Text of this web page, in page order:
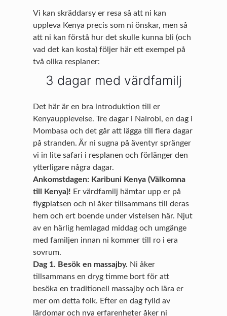
Vi kan skräddarsy er resa så att ni kan
uppleva Kenya precis som ni önskar, men så
att ni kan förstå hur det skulle kunna bli (och
vad det kan kosta) följer här ett exempel på
två olika resplaner:
3 dagar med värdfamilj
Det här är en bra introduktion till er
Kenyaupplevelse. Tre dagar i Nairobi, en dag i
Mombasa och det går att lägga till flera dagar
på stranden. Är ni sugna på äventyr spränger
vi in lite safari i resplanen och förlänger den
ytterligare några dagar.
Ankomstdagen: Karibuni Kenya (Välkomna
till Kenya)! Er värdfamilj hämtar upp er på
flygplatsen och ni åker tillsammans till deras
hem och ert boende under vistelsen här. Njut
av en härlig hemlagad middag och umgänge
med familjen innan ni kommer till ro i era
sovrum.
Dag 1. Besök en massajby. Ni åker
tillsammans en dryg timme bort för att
besöka en traditionell massajby och lära er
mer om detta folk. Efter en dag fylld av
lärdomar och nya erfarenheter åker ni